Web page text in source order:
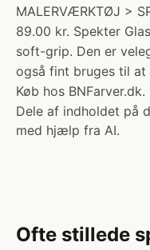
MALERVÆRKTØJ >
89.00 kr. Spekter
soft-grip. Den er
også fint bruges til at
Køb hos BNFarver.dk.
Dele af indholdet på
med hjælp fra AI.
Ofte stillede